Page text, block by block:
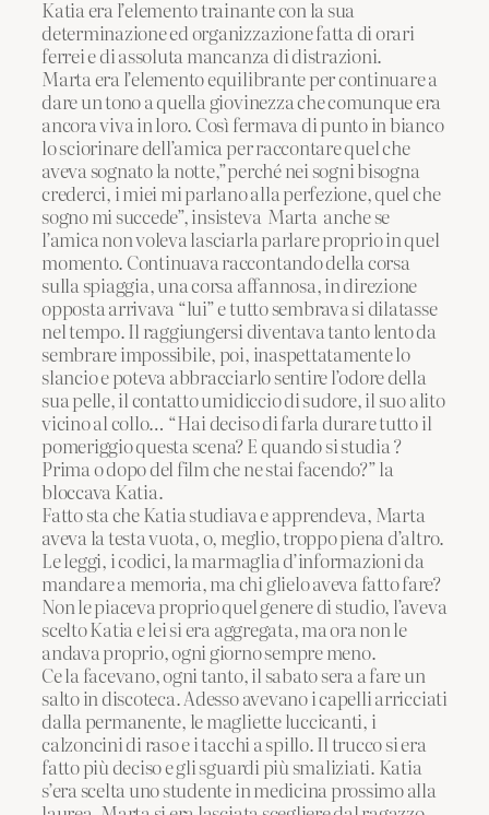
Katia era l’elemento trainante con la sua
determinazione ed organizzazione fatta di orari
ferrei e di assoluta mancanza di distrazioni.
Marta era l’elemento equilibrante per continuare a
dare un tono a quella giovinezza che comunque era
ancora viva in loro. Così fermava di punto in bianco
lo sciorinare dell’amica per raccontare quel che
aveva sognato la notte,”perché nei sogni bisogna
crederci, i miei mi parlano alla perfezione, quel che
sogno mi succede”, insisteva Marta anche se
l’amica non voleva lasciarla parlare proprio in quel
momento. Continuava raccontando della corsa
sulla spiaggia, una corsa affannosa, in direzione
opposta arrivava “lui” e tutto sembrava si dilatasse
nel tempo. Il raggiungersi diventava tanto lento da
sembrare impossibile, poi, inaspettatamente lo
slancio e poteva abbracciarlo sentire l’odore della
sua pelle, il contatto umidiccio di sudore, il suo alito
vicino al collo… “Hai deciso di farla durare tutto il
pomeriggio questa scena? E quando si studia ?
Prima o dopo del film che ne stai facendo?” la
bloccava Katia.
Fatto sta che Katia studiava e apprendeva, Marta
aveva la testa vuota, o, meglio, troppo piena d’altro.
Le leggi, i codici, la marmaglia d’informazioni da
mandare a memoria, ma chi glielo aveva fatto fare?
Non le piaceva proprio quel genere di studio, l’aveva
scelto Katia e lei si era aggregata, ma ora non le
andava proprio, ogni giorno sempre meno.
Ce la facevano, ogni tanto, il sabato sera a fare un
salto in discoteca. Adesso avevano i capelli arricciati
dalla permanente, le magliette luccicanti, i
calzoncini di raso e i tacchi a spillo. Il trucco si era
fatto più deciso e gli sguardi più smaliziati. Katia
s’era scelta uno studente in medicina prossimo alla